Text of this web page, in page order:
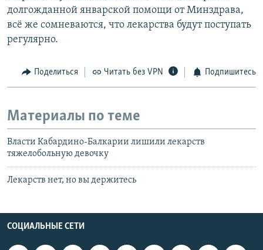
долгожданной январской помощи от Минздрава,
всё же сомневаются, что лекарства будут поступать
регулярно.
Поделиться Читать без VPN Подпишитесь
Материалы по теме
Власти Кабардино-Балкарии лишили лекарств
тяжелобольную девочку
Лекарств нет, но вы держитесь
СОЦИАЛЬНЫЕ СЕТИ